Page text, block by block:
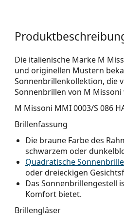
Die italienische Marke M
und originellen Mustern
Sonnenbrillenkollektion, die
Sonnenbrillen von M
M Missoni MMI 0003/S 086
Brillenfassung
Die braune Farbe des
schwarzem oder
Quadratische
oder dreieckigen
Das Sonnenbrillengestell
Komfort bietet.
Brillengläser